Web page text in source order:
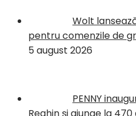
Wolt
pentru comenzile de
5 august 2026
PENNY
Reghin și ajunge la